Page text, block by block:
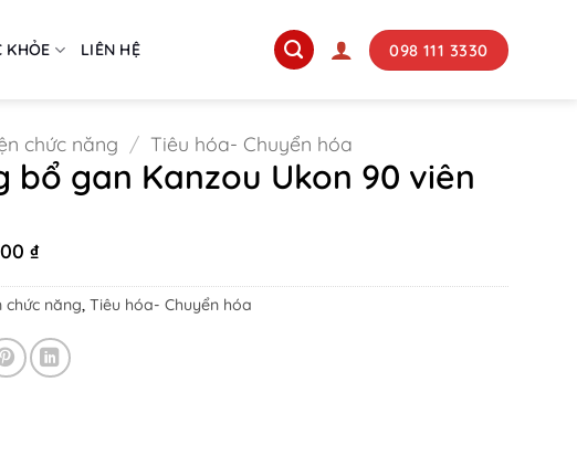
KHỎE LIÊN HỆ 098 111 3330
chức năng / Tiêu hóa- Chuyển hóa
bổ gan Kanzou Ukon 90 viên
₫.
₫Current
is:
758.000 ₫.
chức năng Tiêu hóa- Chuyển hóa